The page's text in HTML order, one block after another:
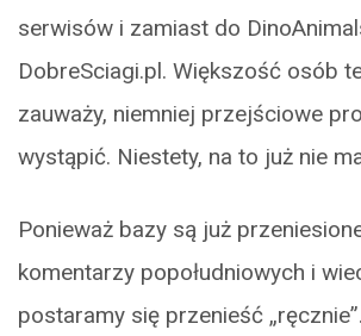
serwisów i zamiast do
DobreSciagi.pl. Większość osób
zauważy, niemniej przejściowe
wystąpić. Niestety, na to już nie
Ponieważ bazy są już
komentarzy popołudniowych i
postaramy się przenieść